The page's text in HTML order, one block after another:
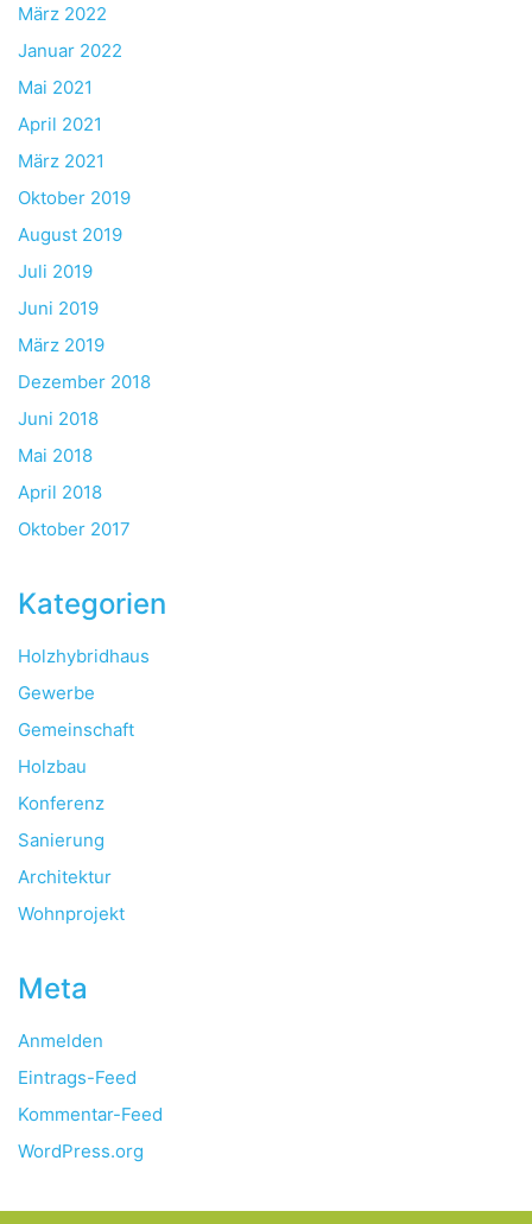
März 2022
Januar 2022
Mai 2021
April 2021
März 2021
Oktober 2019
August 2019
Juli 2019
Juni 2019
März 2019
Dezember 2018
Juni 2018
Mai 2018
April 2018
Oktober 2017
Kategorien
Holzhybridhaus
Gewerbe
Gemeinschaft
Holzbau
Konferenz
Sanierung
Architektur
Wohnprojekt
Meta
Anmelden
Eintrags-Feed
Kommentar-Feed
WordPress.org